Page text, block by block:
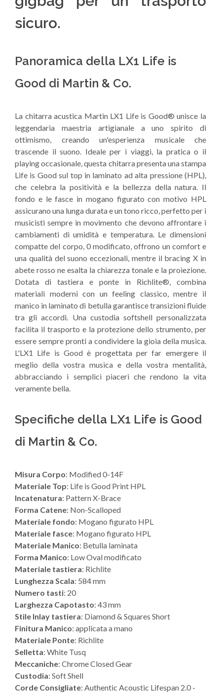
sicuro.
Panoramica della LX1 Life is
Good di Martin & Co.
La chitarra acustica Martin LX1 Life is Good® unisce la
leggendaria maestria artigianale a uno spirito di
ottimismo, creando un'esperienza musicale che
trascende il suono. Ideale per i viaggi, la pratica o il
playing occasionale, questa chitarra presenta una stampa
Life is Good sul top in laminato ad alta pressione (HPL),
che celebra la positività e la bellezza della natura. Il
fondo e le fasce in mogano figurato con motivo HPL
assicurano una lunga durata e un tono ricco, perfetto per i
musicisti sempre in movimento che devono affrontare i
cambiamenti di umidità e temperatura. Le dimensioni
compatte del corpo, 0 modificato, offrono un comfort e
una qualità del suono eccezionali, mentre il bracing X in
abete rosso ne esalta la chiarezza tonale e la proiezione.
Dotata di tastiera e ponte in Richlite®, combina
materiali moderni con un feeling classico, mentre il
manico in laminato di betulla garantisce transizioni fluide
tra gli accordi. Una custodia softshell personalizzata
facilita il trasporto e la protezione dello strumento, per
essere sempre pronti a condividere la gioia della musica.
L'LX1 Life is Good è progettata per far emergere il
meglio della vostra musica e della vostra mentalità,
abbracciando i semplici piaceri che rendono la vita
veramente bella.
Specifiche della LX1 Life is Good
di Martin & Co.
Misura Corpo: Modified 0-14F
Materiale Top: Life is Good Print HPL
Incatenatura: Pattern X-Brace
Forma Catene: Non-Scalloped
Materiale fondo: Mogano figurato HPL
Materiale fasce: Mogano figurato HPL
Materiale Manico: Betulla laminata
Forma Manico: Low Oval modificato
Materiale tastiera: Richlite
Lunghezza Scala: 584 mm
Numero tasti: 20
Larghezza Capotasto: 43 mm
Stile Inlay tastiera: Diamond & Squares Short
Finitura Manico: applicata a mano
Materiale Ponte: Richlite
Selletta: White Tusq
Meccaniche: Chrome Closed Gear
Custodia: Soft Shell
Corde Consigliate: Authentic Acoustic Lifespan 2.0 -